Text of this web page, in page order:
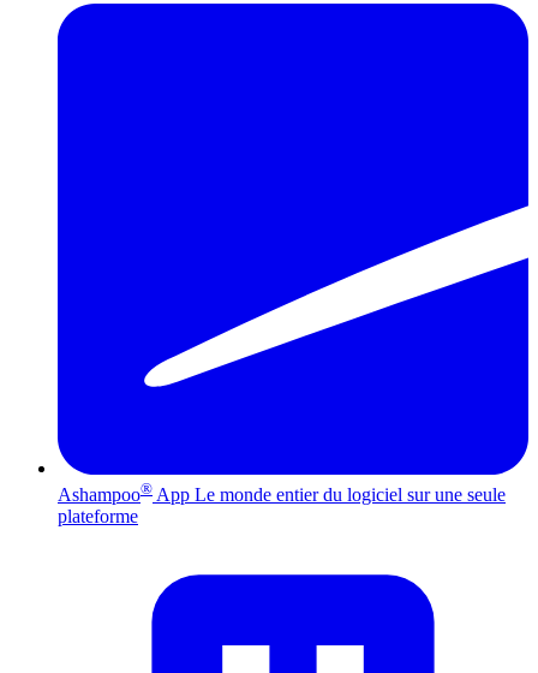
Ashampoo® App Le monde entier du logiciel sur une seule
plateforme